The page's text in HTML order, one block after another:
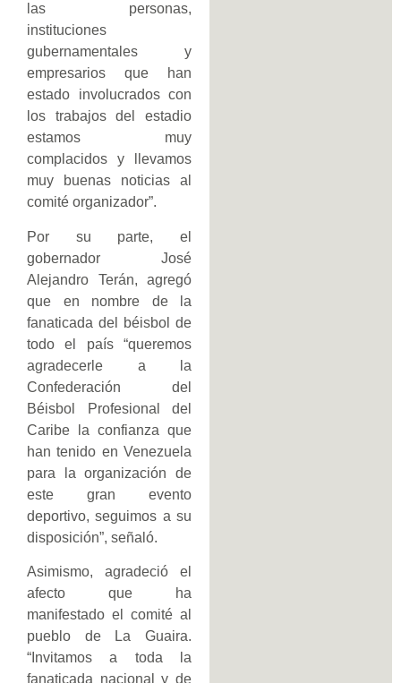
las personas,
instituciones
gubernamentales y
empresarios que han
estado involucrados con
los trabajos del estadio
estamos muy
complacidos y llevamos
muy buenas noticias al
comité organizador”.
Por su parte, el
gobernador José
Alejandro Terán, agregó
que en nombre de la
fanaticada del béisbol de
todo el país “queremos
agradecerle a la
Confederación del
Béisbol Profesional del
Caribe la confianza que
han tenido en Venezuela
para la organización de
este gran evento
deportivo, seguimos a su
disposición”, señaló.
Asimismo, agradeció el
afecto que ha
manifestado el comité al
pueblo de La Guaira.
“Invitamos a toda la
fanaticada nacional y de